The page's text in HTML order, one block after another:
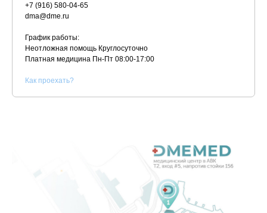
+7 (916) 580-04-65
dma@dme.ru
График работы:
Неотложная помощь Круглосуточно
Платная медицина Пн-Пт 08:00-17:00
Как проехать?